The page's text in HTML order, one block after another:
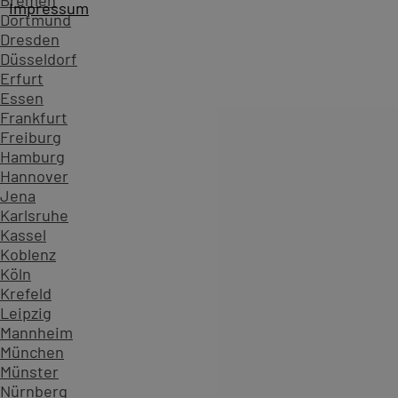
Dortmund
Dresden
Düsseldorf
Erfurt
Essen
Frankfurt
Freiburg
Hamburg
Hannover
Jena
Karlsruhe
Kassel
Koblenz
Köln
Krefeld
Leipzig
Mannheim
München
Münster
Nürnberg
Startseite
Zahlen, die Vertrauen schaffen - überzeugen Sie sich
234.629
Teilnehmende
906
Impressum